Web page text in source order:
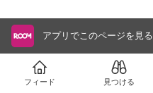
アプリでこのページを見る
フィード 見つける